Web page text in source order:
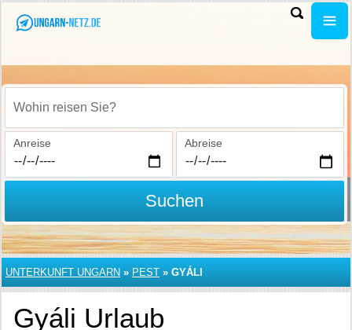
Wohin reisen Sie?
Anreise Abreise
Suchen
UNTERKUNFT UNGARN » PEST » GYÁLI
Gyáli Urlaub